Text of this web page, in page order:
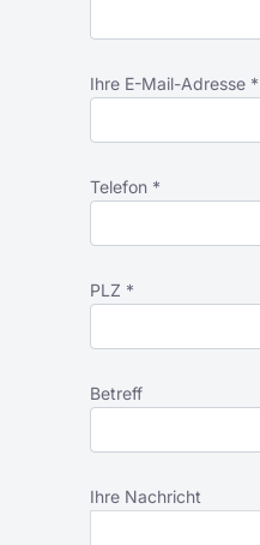
Ihre E-Mail-Adresse *
Telefon *
PLZ *
Betreff
Ihre Nachricht